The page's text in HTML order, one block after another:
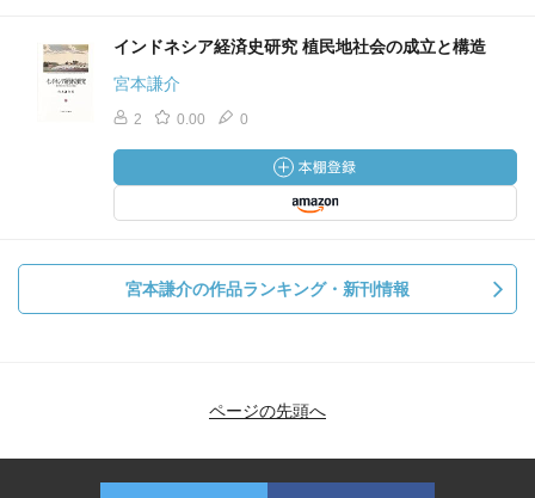
インドネシア経済史研究 植民地社会の成立と構造
宮本謙介
2 0.00 0
宮本謙介の作品ランキング・新刊情報
ページの先頭へ